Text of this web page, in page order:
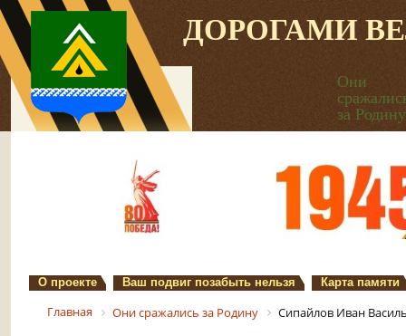
ДОРОГАМИ
Они
за Родину
О проекте Ваш подвиг позабыть нельзя Карта памяти
Главная Они сражались за Родину Сипайлов Иван